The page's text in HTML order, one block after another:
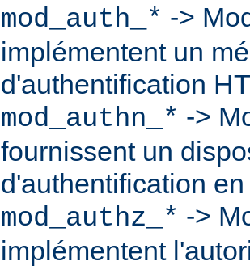
mod_auth_* ->
implémentent un
d'authentification
mod_authn_* ->
fournissent un
d'authentification
mod_authz_* ->
implémentent